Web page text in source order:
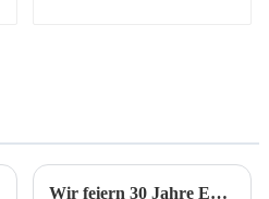
Wir feiern 30 Jahre Exzellenz: Das 30-jährige Jubiläum unserer Fabrik